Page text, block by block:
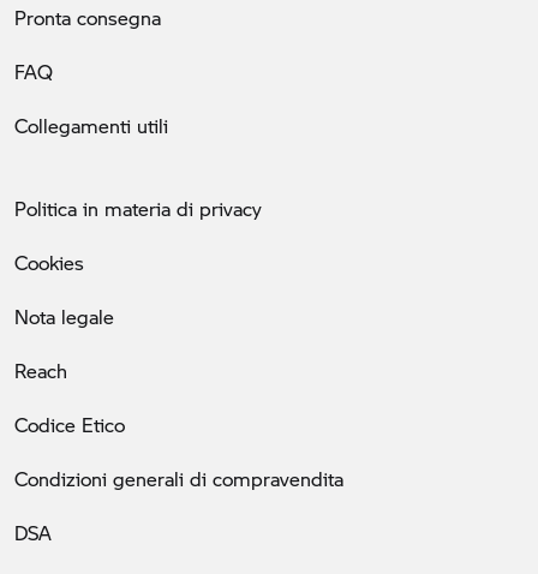
Pronta consegna
FAQ
Collegamenti utili
Politica in materia di privacy
Cookies
Nota legale
Reach
Codice Etico
Condizioni generali di compravendita
DSA